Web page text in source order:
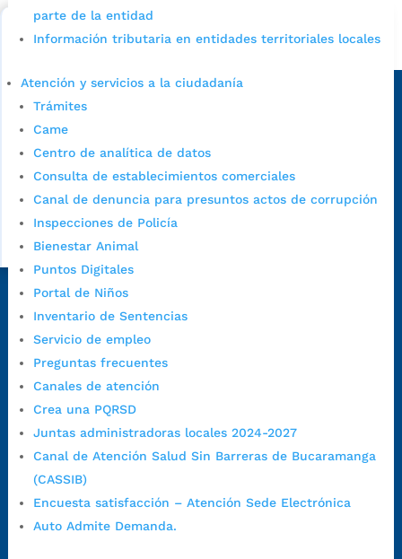
parte de la entidad
Información tributaria en entidades territoriales locales
Atención y servicios a la ciudadanía
Trámites
Came
Centro de analítica de datos
Consulta de establecimientos comerciales
Canal de denuncia para presuntos actos de corrupción
Inspecciones de Policía
Bienestar Animal
Puntos Digitales
Portal de Niños
Inventario de Sentencias
Servicio de empleo
Preguntas frecuentes
Canales de atención
Crea una PQRSD
Juntas administradoras locales 2024-2027
Canal de Atención Salud Sin Barreras de Bucaramanga
(CASSIB)
Encuesta satisfacción – Atención Sede Electrónica
Auto Admite Demanda.
Alcaldía de Bucaramanga
Sede principal
Carrera 11 # 34-52, Bucaramanga, Santander,
Colombia
Horario de Atención:
1:00 p.m. a 5:30 p.m. / viernes jornada continua en el horario de
7:00 a.m. a 5:00 p.m., con 30 minutos de descanso al medio día.
Horario de Atención CAME (Central):